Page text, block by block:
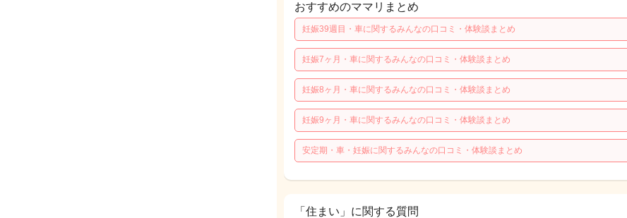
おすすめのママリまとめ
妊娠39週目・車に関するみんなの口コミ・体験談まとめ
妊娠7ヶ月・車に関するみんなの口コミ・体験談まとめ
妊娠8ヶ月・車に関するみんなの口コミ・体験談まとめ
妊娠9ヶ月・車に関するみんなの口コミ・体験談まとめ
安定期・車・妊娠に関するみんなの口コミ・体験談まとめ
「住まい」に関する質問